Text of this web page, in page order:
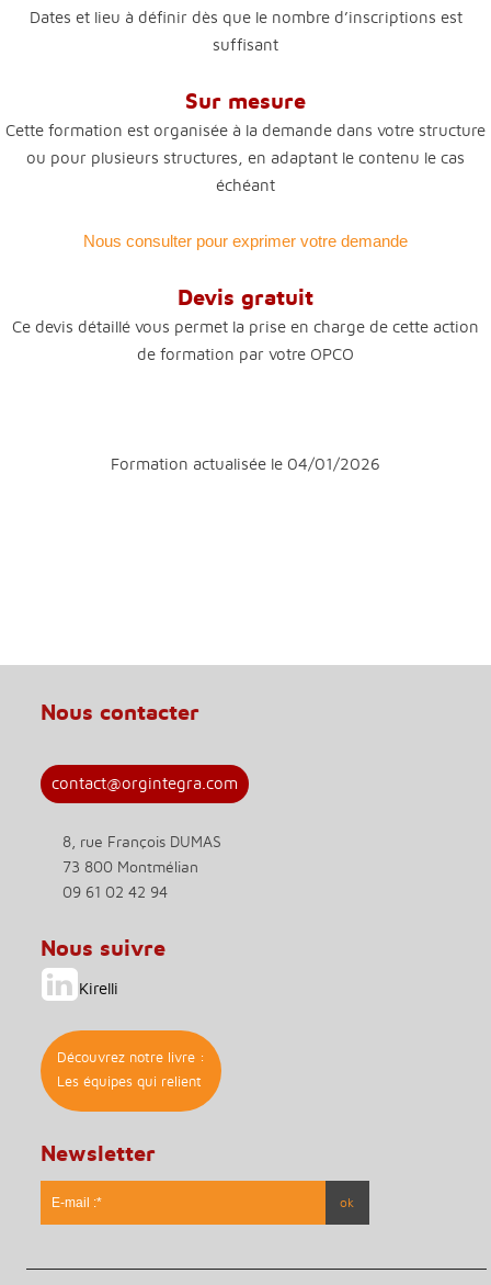
Dates et lieu à définir dès que le nombre d’inscriptions est
suffisant
Sur mesure
Cette formation est organisée à la demande dans votre structure
ou pour plusieurs structures, en adaptant le contenu le cas
échéant
Nous consulter pour exprimer votre demande
Devis gratuit
Ce devis détaillé vous permet la prise en charge de cette action
de formation par votre OPCO
Formation actualisée le 04/01/2026
Nous contacter
contact@orgintegra.com
8, rue François DUMAS
73 800 Montmélian
09 61 02 42 94
Nous suivre
Kirelli
Découvrez notre livre :
Les équipes qui relient
Newsletter